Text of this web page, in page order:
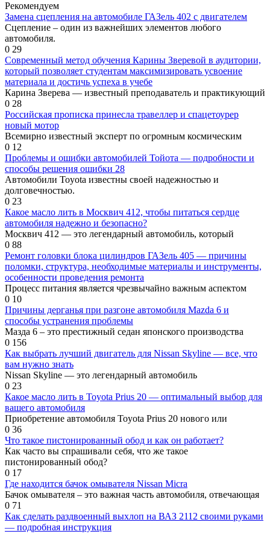
Рекомендуем
Замена сцепления на автомобиле ГАЗель 402 с двигателем
Сцепление – один из важнейших элементов любого
автомобиля.
0 29
Современный метод обучения Карины Зверевой в аудитории,
который позволяет студентам максимизировать усвоение
материала и достичь успеха в учебе
Карина Зверева — известный преподаватель и практикующий
0 28
Российская прописка принесла травеллер и спацетоурер
новый мотор
Всемирно известный эксперт по огромным космическим
0 12
Проблемы и ошибки автомобилей Тойота — подробности и
способы решения ошибки 28
Автомобили Toyota известны своей надежностью и
долговечностью.
0 23
Какое масло лить в Москвич 412, чтобы питаться сердце
автомобиля надежно и безопасно?
Москвич 412 — это легендарный автомобиль, который
0 88
Ремонт головки блока цилиндров ГАЗель 405 — причины
поломки, структура, необходимые материалы и инструменты,
особенности проведения ремонта
Процесс питания является чрезвычайно важным аспектом
0 10
Причины дерганья при разгоне автомобиля Mazda 6 и
способы устранения проблемы
Мазда 6 – это престижный седан японского производства
0 156
Как выбрать лучший двигатель для Nissan Skyline — все, что
вам нужно знать
Nissan Skyline — это легендарный автомобиль
0 23
Какое масло лить в Toyota Prius 20 — оптимальный выбор для
вашего автомобиля
Приобретение автомобиля Toyota Prius 20 нового или
0 36
Что такое пистонированный обод и как он работает?
Как часто вы спрашивали себя, что же такое
пистонированный обод?
0 17
Где находится бачок омывателя Nissan Micra
Бачок омывателя – это важная часть автомобиля, отвечающая
0 71
Как сделать раздвоенный выхлоп на ВАЗ 2112 своими руками
— подробная инструкция